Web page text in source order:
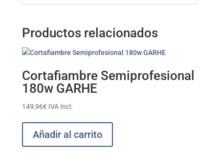
Productos relacionados
Cortafiambre Semiprofesional
180w GARHE
149,96€ IVA Incl.
Añadir al carrito